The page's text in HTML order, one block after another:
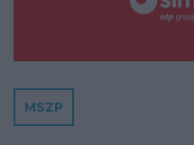
MSZP